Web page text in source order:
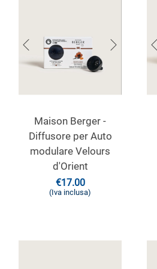
Maison Berger -
Diffusore per Auto
modulare Velours
d'Orient
€17.00
(Iva inclusa)